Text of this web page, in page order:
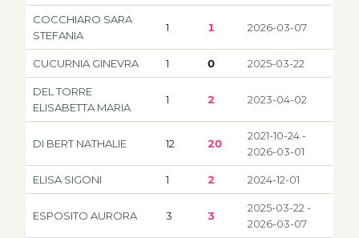
COCCHIARO SARA
STEFANIA
1 1 2026-03-07
CUCURNIA GINEVRA 1 0 2025-03-22
DEL TORRE
ELISABETTA MARIA
1 2 2023-04-02
DI BERT NATHALIE 12 20
2021-10-24 -
2026-03-01
ELISA SIGONI 1 2 2024-12-01
ESPOSITO AURORA 3 3
2025-03-22 -
2026-03-07